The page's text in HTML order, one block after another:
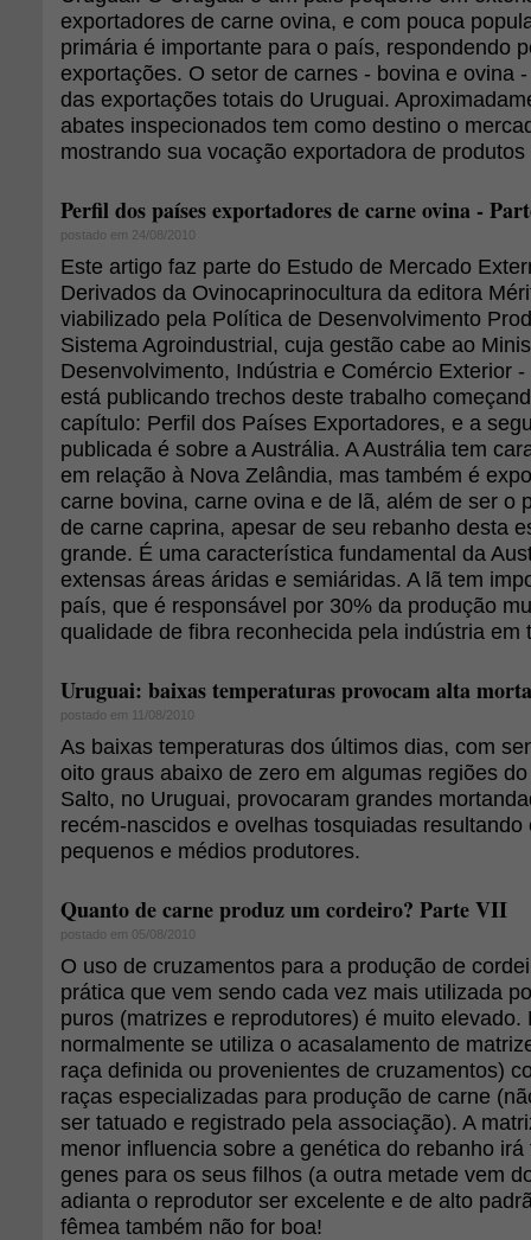
exportadores de carne ovina, e com pouca
primária é importante para o país, respondendo
exportações. O setor de carnes - bovina e ovina
das exportações totais do Uruguai.
abates inspecionados tem como destino o
mostrando sua vocação exportadora de
Perfil dos países exportadores de carne ovina -
postado em 24/08/2010
Este artigo faz parte do Estudo de Mercado
Derivados da Ovinocaprinocultura da editora
viabilizado pela Política de Desenvolvimento
Sistema Agroindustrial, cuja gestão cabe ao
Desenvolvimento, Indústria e Comércio Exterior
está publicando trechos deste trabalho
capítulo: Perfil dos Países Exportadores, e a
publicada é sobre a Austrália. A Austrália tem
em relação à Nova Zelândia, mas também é
carne bovina, carne ovina e de lã, além de ser o
de carne caprina, apesar de seu rebanho desta
grande. É uma característica fundamental da
extensas áreas áridas e semiáridas. A lã tem
país, que é responsável por 30% da produção
qualidade de fibra reconhecida pela indústria em
Uruguai: baixas temperaturas provocam alta
postado em 11/08/2010
As baixas temperaturas dos últimos dias, com
oito graus abaixo de zero em algumas regiões
Salto, no Uruguai, provocaram grandes
recém-nascidos e ovelhas tosquiadas
pequenos e médios produtores.
Quanto de carne produz um cordeiro? Parte VII
postado em 05/08/2010
O uso de cruzamentos para a produção de
prática que vem sendo cada vez mais utilizada
puros (matrizes e reprodutores) é muito elevado.
normalmente se utiliza o acasalamento de
raça definida ou provenientes de cruzamentos)
raças especializadas para produção de carne
ser tatuado e registrado pela associação). A
menor influencia sobre a genética do rebanho
genes para os seus filhos (a outra metade vem
adianta o reprodutor ser excelente e de alto
fêmea também não for boa!